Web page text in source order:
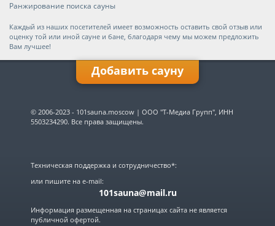
Ранжирование поиска сауны
Каждый из наших посетителей имеет возможность оставить свой отзыв или
оценку той или иной сауне и бане, благодаря чему мы можем предложить
Вам лучшее!
Добавить сауну
Телефон:
Название:
© 2006-2023 - 101sauna.moscow | ООО "Т-Медиа Групп", ИНН
5503234290. Все права защищены.
Техническая поддержка и сотрудничество*:
или пишите на e-mail:
101sauna@mail.ru
Информация размещенная на страницах сайта не является
публичной офертой.